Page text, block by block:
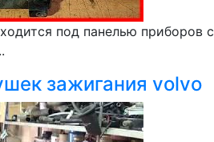
под панелью приборов с
зажигания volvo